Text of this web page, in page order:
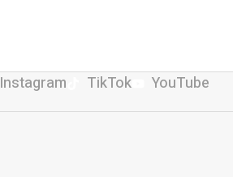
Instagram TikTok YouTube